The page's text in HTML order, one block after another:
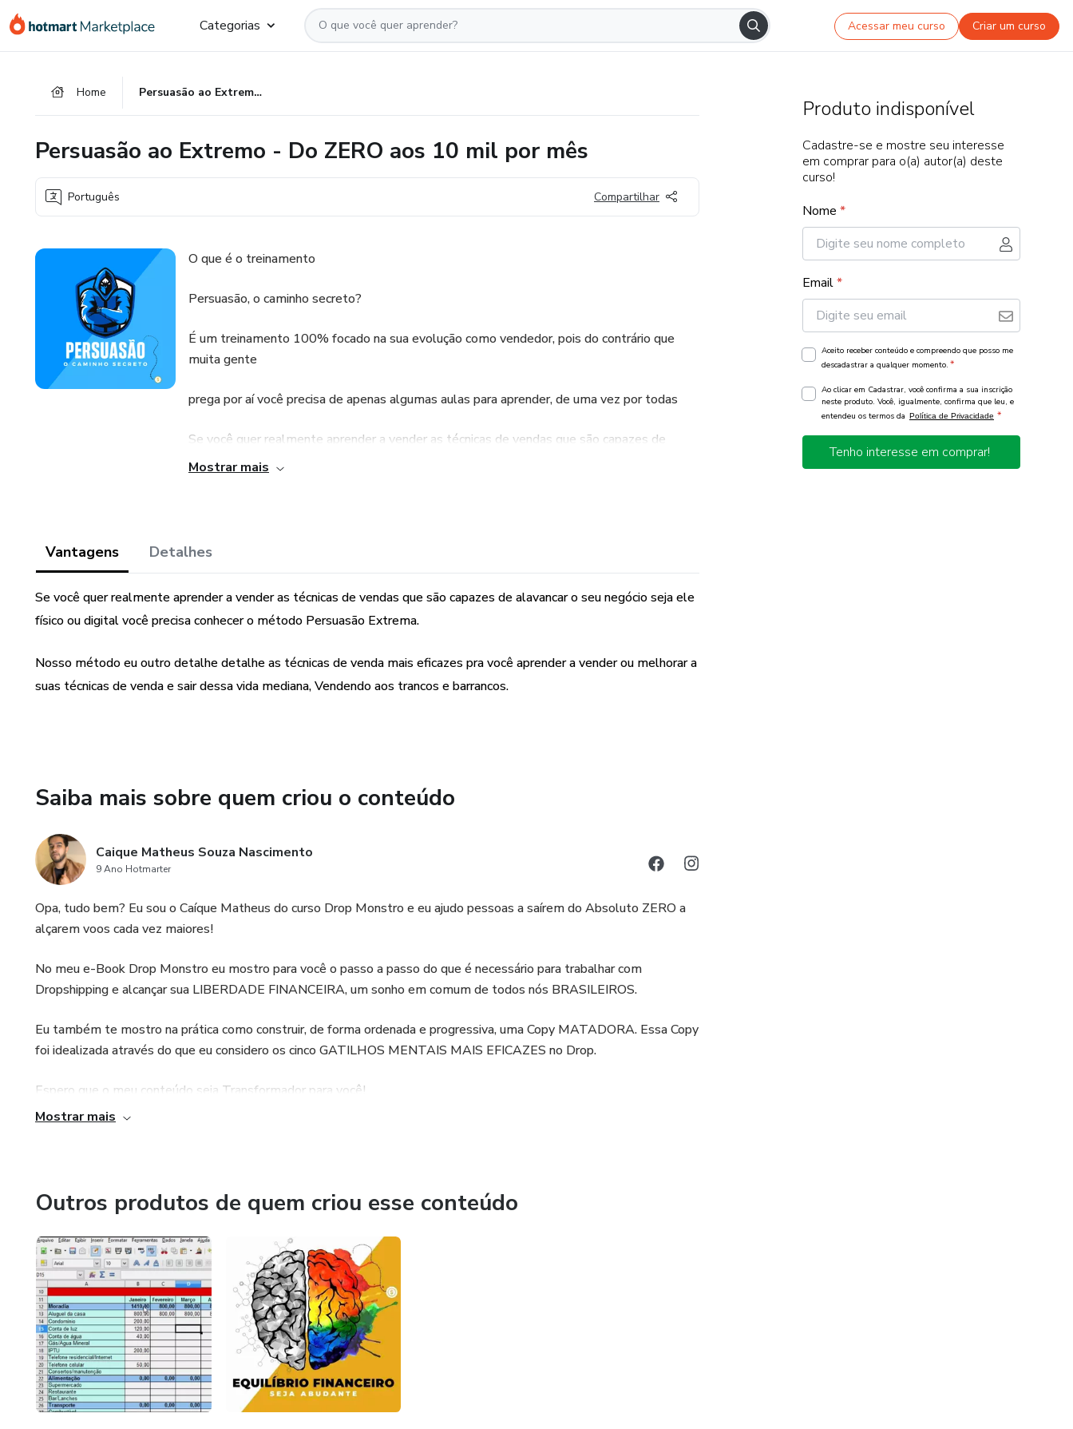
para
para
para
Categorias Acessar meu curso Criar um curso
Home Persuasão ao Extremo - Do ZERO aos 10 mil por mês
Persuasão ao Extremo - Do ZERO aos 10 mil por mês
Português Compartilhar
O que é o treinamento
Persuasão, o caminho secreto?
É um treinamento 100% focado na sua evolução como vendedor, pois do contrário que
muita gente
prega por aí você precisa de apenas algumas aulas para aprender, de uma vez por todas
Se você quer realmente aprender a vender as técnicas de vendas que são capazes de
alavancar o seu negócio seja ele físico ou digital você precisa conhecer o método
Vendendo aos trancos e barrancos.
Atenção: os resultados podem variar de pessoa a pessoa, ou seja, te entregamos a
ferramenta e você precisa colocar em prática.
Mostrar mais
Vantagens Detalhes
Se você quer realmente aprender a vender as técnicas de vendas que são capazes de alavancar o seu negócio seja ele
físico ou digital você precisa conhecer o método Persuasão Extrema.
Nosso método eu outro detalhe detalhe as técnicas de venda mais eficazes pra você aprender a vender ou melhorar a
suas técnicas de venda e sair dessa vida mediana, Vendendo aos trancos e barrancos.
Saiba mais sobre quem criou o conteúdo
Caique Matheus Souza Nascimento
9 Ano Hotmarter
Opa, tudo bem? Eu sou o Caíque Matheus do curso Drop Monstro e eu ajudo pessoas a saírem do Absoluto ZERO a
alçarem voos cada vez maiores!
No meu e-Book Drop Monstro eu mostro para você o passo a passo do que é necessário para trabalhar com
Dropshipping e alcançar sua LIBERDADE FINANCEIRA, um sonho em comum de todos nós BRASILEIROS.
Eu também te mostro na prática como construir, de forma ordenada e progressiva, uma Copy MATADORA. Essa Copy
foi idealizada através do que eu considero os cinco GATILHOS MENTAIS MAIS EFICAZES no Drop.
Espero que o meu conteúdo seja Transformador para você!
Mostrar mais
Outros produtos de quem criou esse conteúdo
Produto indisponível
Cadastre-se e mostre seu interesse
em comprar para o(a) autor(a) deste
curso!
Nome *
Email*
Aceito receber conteúdo e compreendo que posso me
descadastrar a qualquer momento. *
Ao clicar em Cadastrar, você confirma a sua inscrição
neste produto. Você, igualmente, confirma que leu, e
entendeu os termos da Política de Privacidade *
Tenho interesse em comprar!